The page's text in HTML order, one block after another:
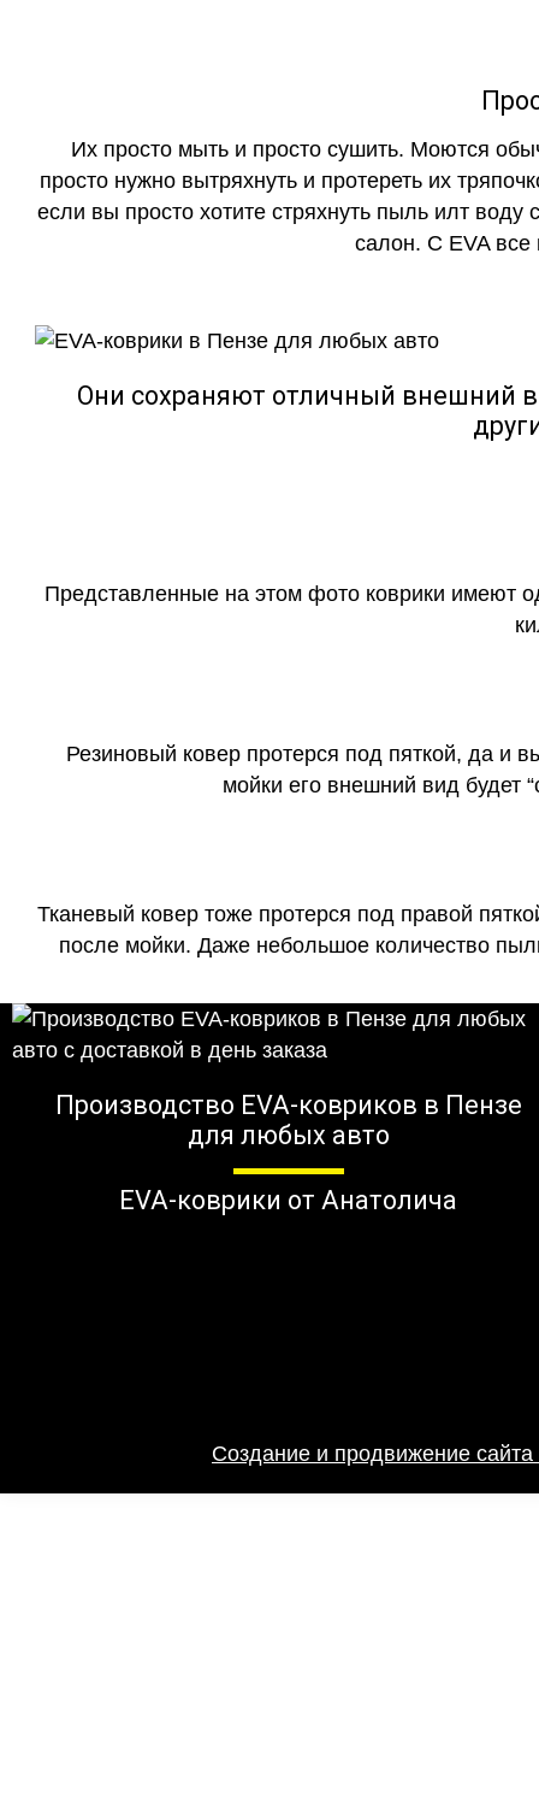
Их просто мыть и просто сушить. Моются
просто нужно вытряхнуть и протереть их
если вы просто хотите стряхнуть пыль илт воду
салон. С EVA все
Они сохраняют отличный внешний
Представленные на этом фото коврики имеют
Резиновый ковер протерся под пяткой, да и
мойки его внешний вид будет
Тканевый ковер тоже протерся под правой
после мойки. Даже небольшое количество
Производство EVA-ковриков в Пензе
для любых авто
EVA-коврики от Анатолича
Создание и продвижение